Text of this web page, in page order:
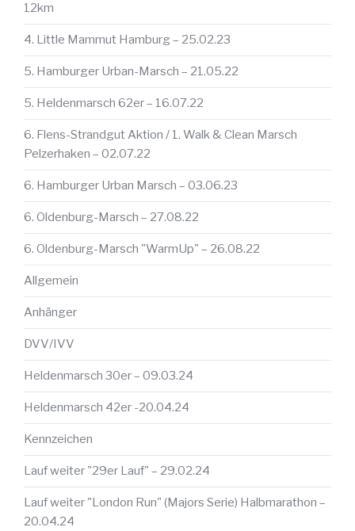
12km
4. Little Mammut Hamburg – 25.02.23
5. Hamburger Urban-Marsch – 21.05.22
5. Heldenmarsch 62er – 16.07.22
6. Flens-Strandgut Aktion / 1. Walk & Clean Marsch
Pelzerhaken – 02.07.22
6. Hamburger Urban Marsch – 03.06.23
6. Oldenburg-Marsch – 27.08.22
6. Oldenburg-Marsch "WarmUp" – 26.08.22
Allgemein
Anhänger
DVV/IVV
Heldenmarsch 30er – 09.03.24
Heldenmarsch 42er -20.04.24
Kennzeichen
Lauf weiter "29er Lauf" – 29.02.24
Lauf weiter "London Run" (Majors Serie) Halbmarathon –
20.04.24